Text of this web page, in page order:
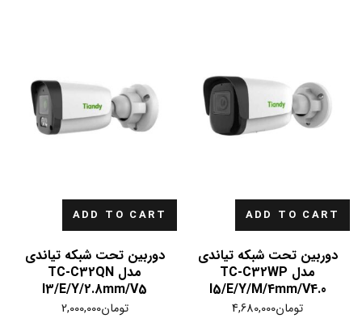
ADD TO CART
دوربین تحت شبکه تیاندی
مدل TC-C32WP
I5/E/Y/M/4mm/V4.0
تومان4,680,000
ADD TO CART
دوربین تحت شبکه تیاندی
مدل TC-C32QN
I3/E/Y/2.8mm/V5
تومان2,000,000